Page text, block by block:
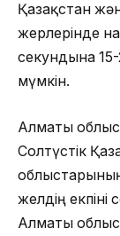
Қазақстан
жерлерінде
секундына
мүмкін.
Алматы
Солтүстік
желдің
Алматы